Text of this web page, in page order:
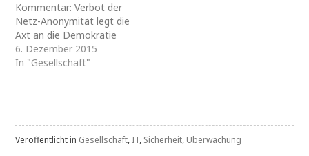
Kommentar: Verbot der
Netz-Anonymität legt die
Axt an die Demokratie
6. Dezember 2015
In "Gesellschaft"
Veröffentlicht in Gesellschaft, IT, Sicherheit, Überwachung